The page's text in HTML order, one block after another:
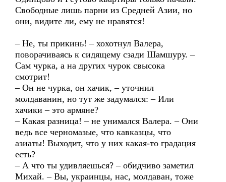
Свободные лишь парни из Средней Азии, но
они, видите ли, ему не нравятся!
– Не, ты прикинь! – хохотнул Валера,
поворачиваясь к сидящему сзади Шамшуру. –
Сам чурка, а на других чурок свысока
смотрит!
– Он не чурка, он хачик, – уточнил
молдаванин, но тут же задумался: – Или
хачики – это армяне?
– Какая разница! – не унимался Валера. – Они
ведь все черномазые, что кавказцы, что
азиаты! Выходит, что у них какая-то градация
есть?
– А что ты удивляешься? – обидчиво заметил
Михай. – Вы, украинцы, нас, молдаван, тоже